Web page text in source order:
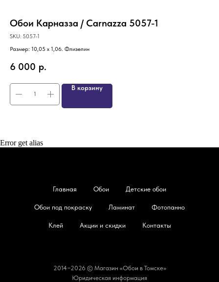
Обои Карназза / Carnazza 5057-1
SKU: 5057-1
Размер: 10,05 х 1,06. Флизелин
6 000 р.
В корзину
Error get alias
Главная Обои Детские обои
Обои под покраску Ламинат Фотопанно
Клей Акции и скидки Контакты
2014−2026 © Магазин «Обои в Томске»
Юридическая информация